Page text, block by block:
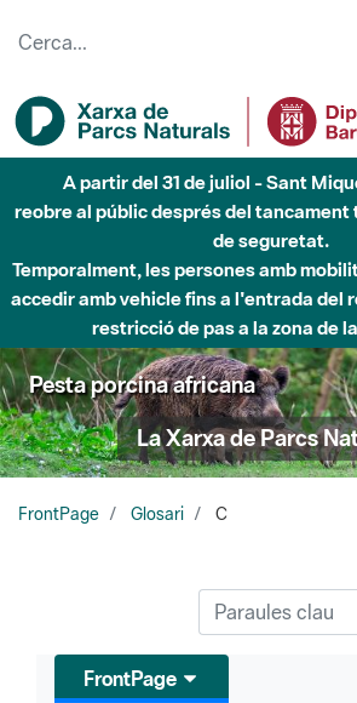
A partir del 31 de juliol - Sant
reobre al públic després del
de seguretat.
Temporalment, les persones amb
accedir amb vehicle fins a l'entrada del
restricció de pas a la zona de
Pesta porcina africana
La Xarxa de Parcs
FrontPage Glosari C
FrontPage